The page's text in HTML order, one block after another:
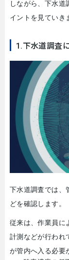
しながら、下水道
イントを見ていき
1.下水道調査
下水道調査では、
どを確認します。
従来は、作業員に
計測などが行われ
が管内へ入る必要